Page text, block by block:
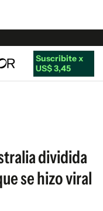
Suscribite x
US$ 3,45
dividida
se hizo viral